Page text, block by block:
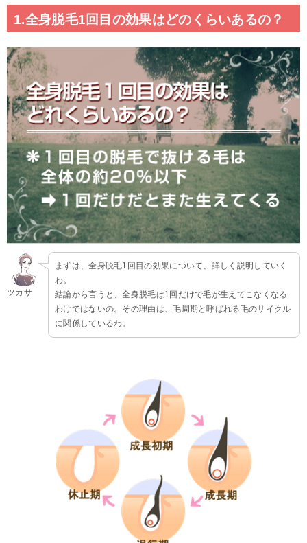
1.全身脱毛1回目の効果はどのくらいあるの？
ツカサ
まずは、全身脱毛1回目の効果について、詳しく説明していく
わ。
結論から言うと、全身脱毛は1回だけで毛が生えてこなくなる
わけではないの。その理由は、毛周期と呼ばれる毛のサイクル
に関係しているわ。